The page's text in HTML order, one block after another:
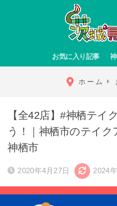
お気に入り記事
ホーム
【全42店】#神栖テイ
う！｜神栖市のテイク
神栖市
2020年4月27日 2024